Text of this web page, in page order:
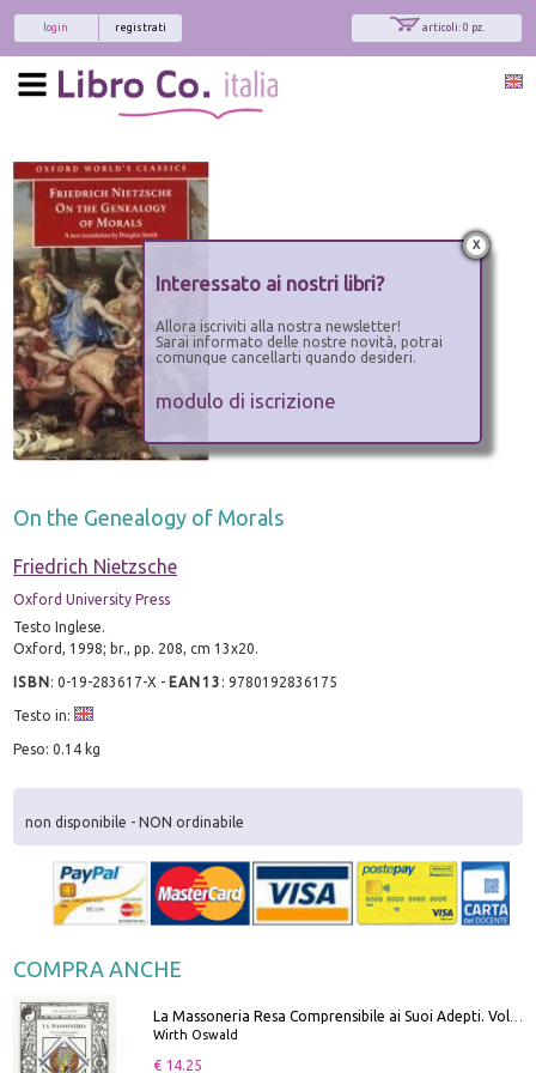
articoli: 0 pz.
registrati
login
On the Genealogy of Morals
Friedrich Nietzsche
Oxford University Press
Testo Inglese.
Oxford, 1998; br., pp. 208, cm 13x20.
ISBN:0-19-283617-X - EAN13 :9780192836175
Testo in:
Peso: 0.14 kg
non disponibile - NON ordinabile
COMPRA ANCHE
La Massoneria Resa Comprensibile ai Suoi Adepti. Vol. 3: il Maestro.
Wirth Oswald
€ 14.25
x
Interessato ai nostri libri?
Allora iscriviti alla nostra newsletter!
Sarai informato delle nostre novità, potrai
comunque cancellarti quando desideri.
modulo di iscrizione